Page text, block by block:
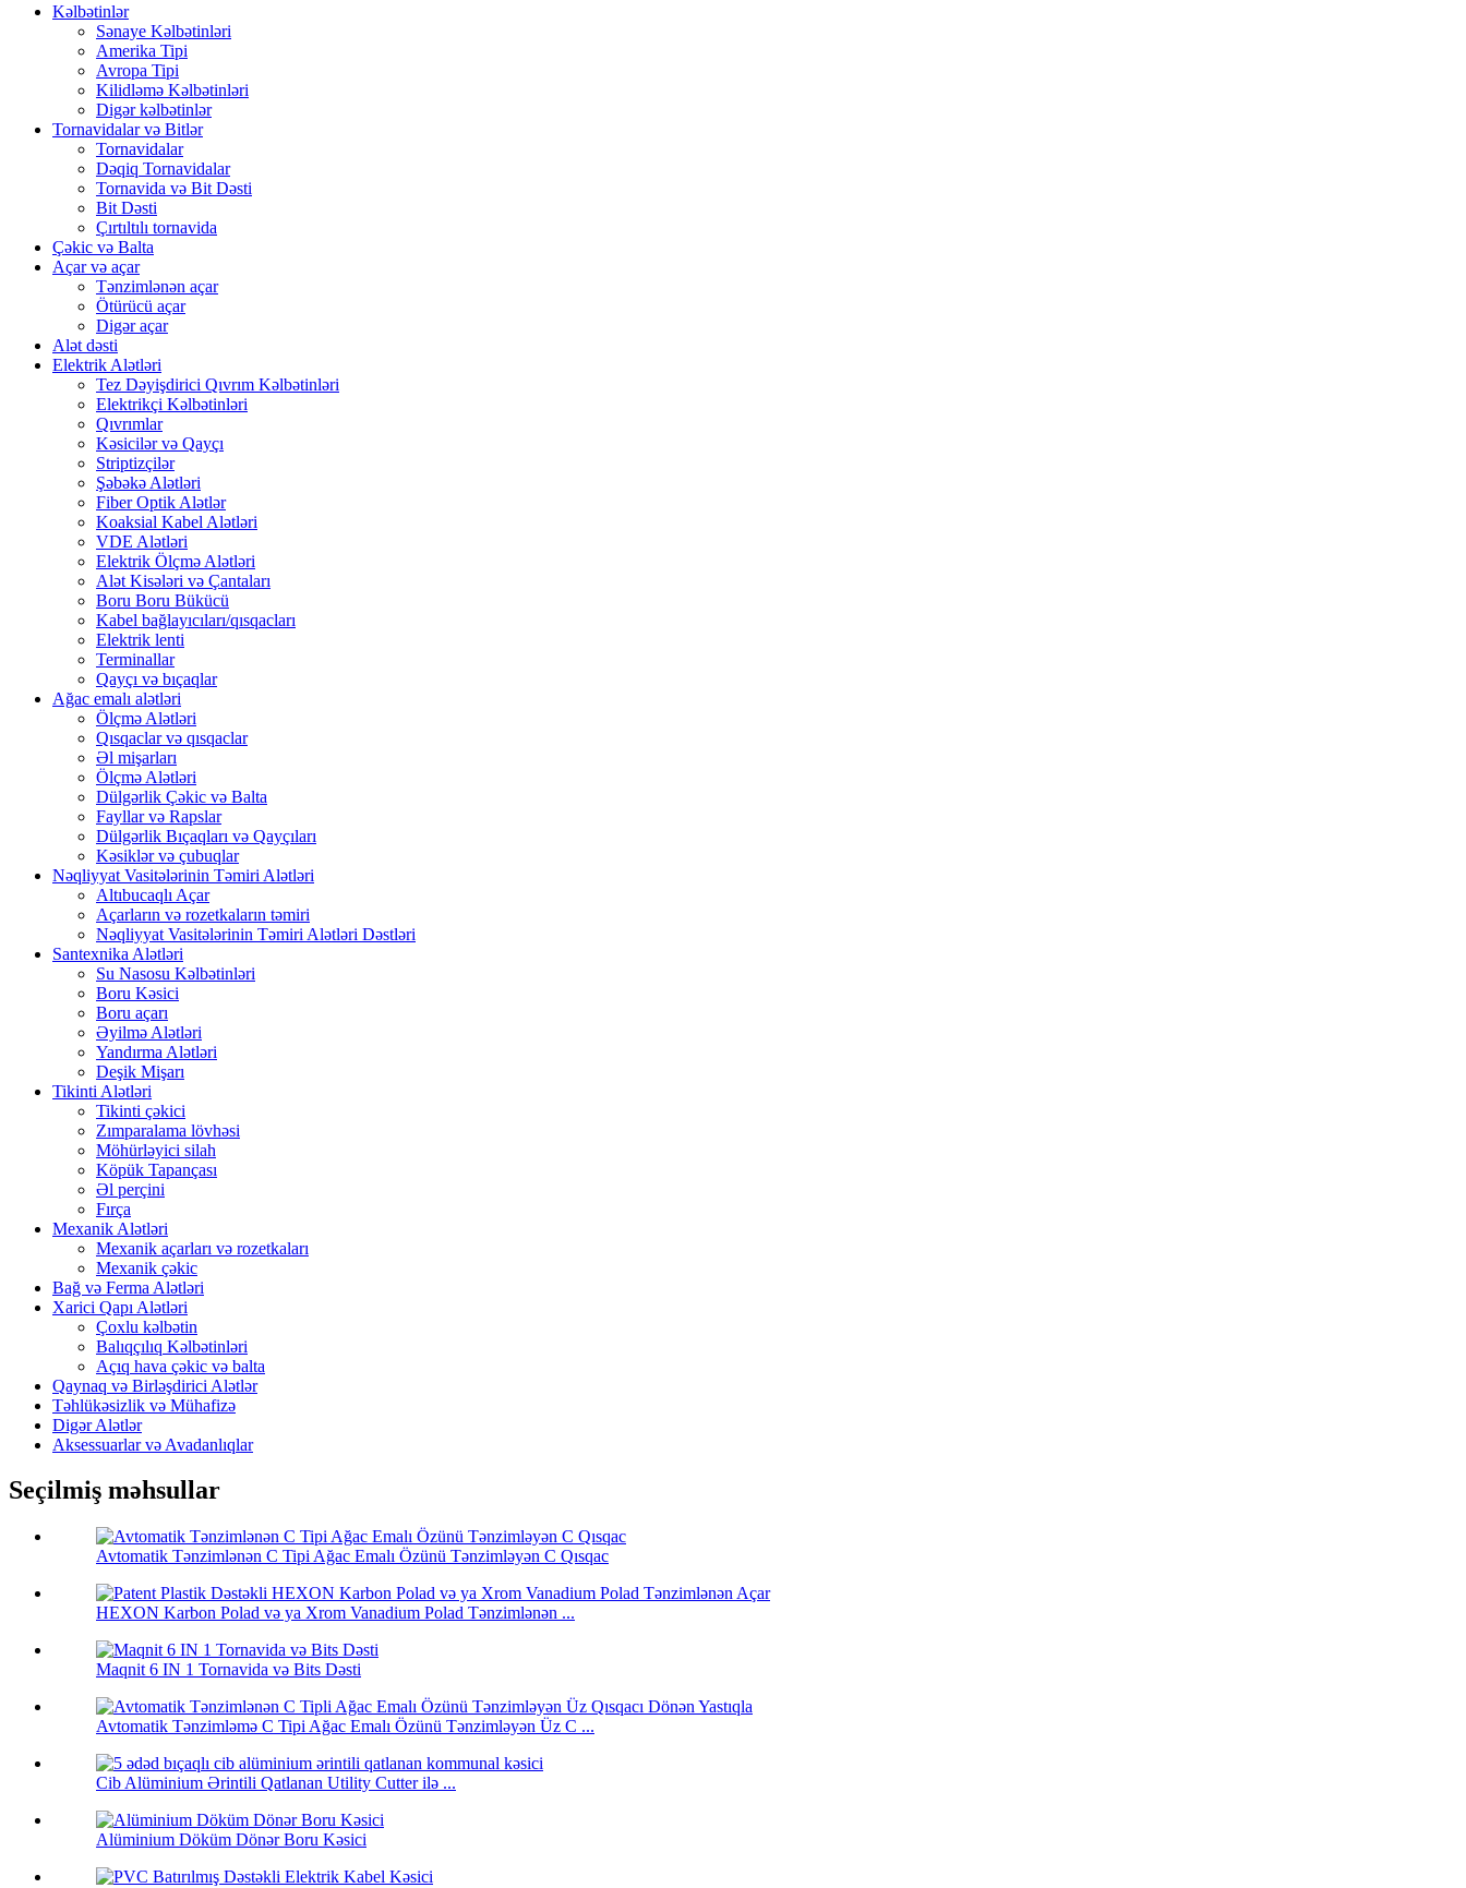
Kəlbətinlər
Sənaye Kəlbətinləri
Amerika Tipi
Avropa Tipi
Kilidləmə Kəlbətinləri
Digər kəlbətinlər
Tornavidalar və Bitlər
Tornavidalar
Dəqiq Tornavidalar
Tornavida və Bit Dəsti
Bit Dəsti
Çırtıltılı tornavida
Çəkic və Balta
Açar və açar
Tənzimlənən açar
Ötürücü açar
Digər açar
Alət dəsti
Elektrik Alətləri
Tez Dəyişdirici Qıvrım Kəlbətinləri
Elektrikçi Kəlbətinləri
Qıvrımlar
Kəsicilər və Qayçı
Striptizçilər
Şəbəkə Alətləri
Fiber Optik Alətlər
Koaksial Kabel Alətləri
VDE Alətləri
Elektrik Ölçmə Alətləri
Alət Kisələri və Çantaları
Boru Boru Bükücü
Kabel bağlayıcıları/qısqacları
Elektrik lenti
Terminallar
Qayçı və bıçaqlar
Ağac emalı alətləri
Ölçmə Alətləri
Qısqaclar və qısqaclar
Əl mişarları
Ölçmə Alətləri
Dülgərlik Çəkic və Balta
Fayllar və Rapslar
Dülgərlik Bıçaqları və Qayçıları
Kəsiklər və çubuqlar
Nəqliyyat Vasitələrinin Təmiri Alətləri
Altıbucaqlı Açar
Açarların və rozetkaların təmiri
Nəqliyyat Vasitələrinin Təmiri Alətləri Dəstləri
Santexnika Alətləri
Su Nasosu Kəlbətinləri
Boru Kəsici
Boru açarı
Əyilmə Alətləri
Yandırma Alətləri
Deşik Mişarı
Tikinti Alətləri
Tikinti çəkici
Zımparalama lövhəsi
Möhürləyici silah
Köpük Tapançası
Əl perçini
Fırça
Mexanik Alətləri
Mexanik açarları və rozetkaları
Mexanik çəkic
Bağ və Ferma Alətləri
Xarici Qapı Alətləri
Çoxlu kəlbətin
Balıqçılıq Kəlbətinləri
Açıq hava çəkic və balta
Qaynaq və Birləşdirici Alətlər
Təhlükəsizlik və Mühafizə
Digər Alətlər
Aksessuarlar və Avadanlıqlar
Seçilmiş məhsullar
Avtomatik Tənzimlənən C Tipi Ağac Emalı Özünü Tənzimləyən C Qısqac
HEXON Karbon Polad və ya Xrom Vanadium Polad Tənzimlənən ...
Maqnit 6 IN 1 Tornavida və Bits Dəsti
Avtomatik Tənzimləmə C Tipi Ağac Emalı Özünü Tənzimləyən Üz C ...
Cib Alüminium Ərintili Qatlanan Utility Cutter ilə ...
Alüminium Döküm Dönər Boru Kəsici